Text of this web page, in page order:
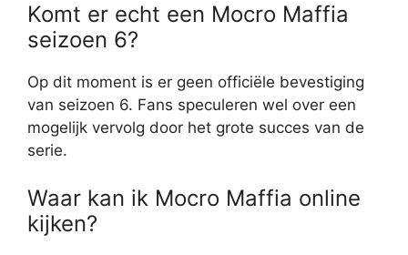
Komt er echt een Mocro Maffia
seizoen 6?
Op dit moment is er geen officiële bevestiging
van seizoen 6. Fans speculeren wel over een
mogelijk vervolg door het grote succes van de
serie.
Waar kan ik Mocro Maffia online
kijken?